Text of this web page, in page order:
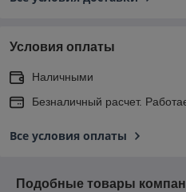
Условия оплаты
Наличными
Безналичный расчет.
Все условия оплаты
Подобные товары